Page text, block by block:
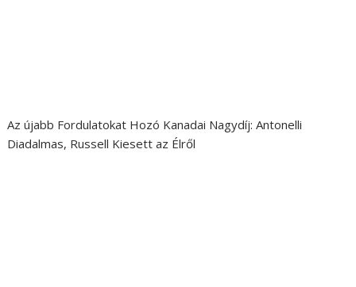
Az újabb Fordulatokat Hozó Kanadai Nagydíj: Antonelli
Diadalmas, Russell Kiesett az Élről